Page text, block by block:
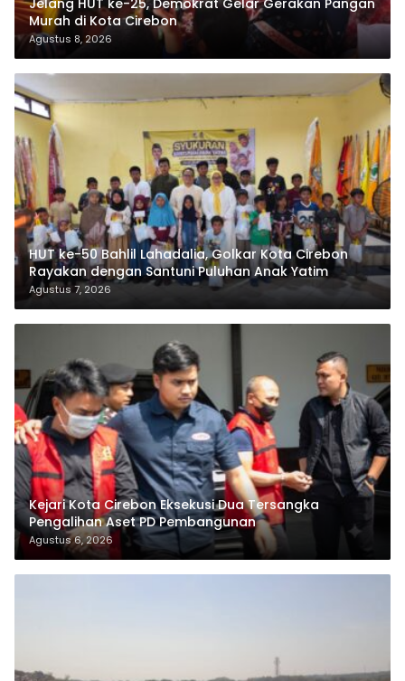
Murah di Kota Cirebon
Agustus 8, 2026
HUT ke-50 Bahlil Lahadalia, Golkar Kota Cirebon
Rayakan dengan Santuni Puluhan Anak Yatim
Agustus 7, 2026
Kejari Kota Cirebon Eksekusi Dua Tersangka
Pengalihan Aset PD Pembangunan
Agustus 6, 2026